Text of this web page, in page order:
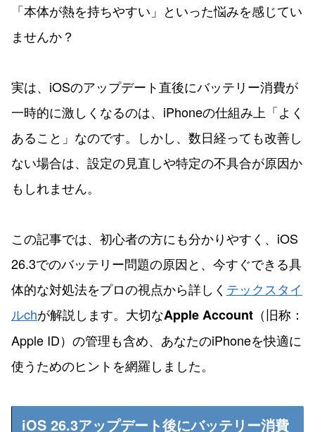
「本体が熱を持ちやすい」といった悩みを感じてい
ませんか？
実は、iOSのアップデート直後にバッテリー消費が
一時的に激しくなるのは、iPhoneの仕組み上「よく
あること」なのです。しかし、数日経っても改善し
ない場合は、設定の見直しや特定の不具合が原因か
もしれません。
この記事では、初心者の方にも分かりやすく、iOS
26.3でのバッテリー問題の原因と、今すぐできる具
体的な対処法をプロの視点から詳しく テックスタイ
ルchが解説します。大切なApple Account （旧称：
Apple ID）の管理も含め、あなたのiPhoneを快適に
使うためのヒントを網羅しました。
iOS 26.3アップデート後にバッテリー消費